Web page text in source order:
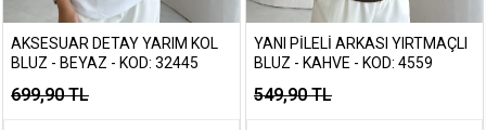
AKSESUAR DETAY YARIM KOL
BLUZ - BEYAZ - KOD: 32445
699,90 TL
YANI PILELI ARKASI YIRTMAÇLI
BLUZ - KAHVE - KOD: 4559
549,90 TL